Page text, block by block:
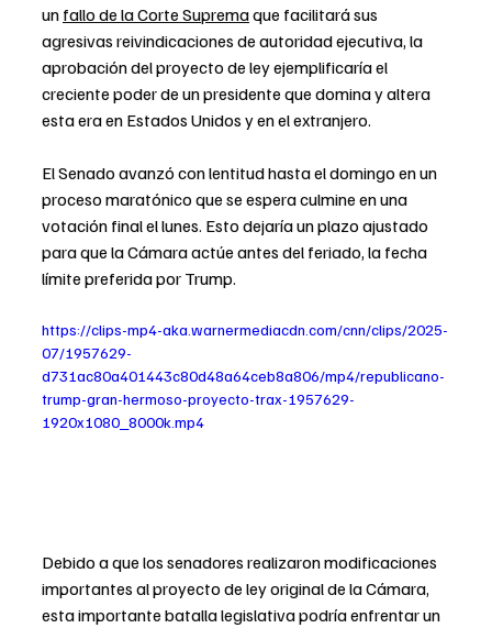
un fallo de la Corte Suprema que facilitará sus
agresivas reivindicaciones de autoridad ejecutiva, la
aprobación del proyecto de ley ejemplificaría el
creciente poder de un presidente que domina y altera
esta era en Estados Unidos y en el extranjero.
El Senado avanzó con lentitud hasta el domingo en un
proceso maratónico que se espera culmine en una
votación final el lunes. Esto dejaría un plazo ajustado
para que la Cámara actúe antes del feriado, la fecha
límite preferida por Trump.
https://clips-mp4-aka.warnermediacdn.com/cnn/clips/2025-
07/1957629-
d731ac80a401443c80d48a64ceb8a806/mp4/republicano-
trump-gran-hermoso-proyecto-trax-1957629-
1920x1080_8000k.mp4
Debido a que los senadores realizaron modificaciones
importantes al proyecto de ley original de la Cámara,
esta importante batalla legislativa podría enfrentar un